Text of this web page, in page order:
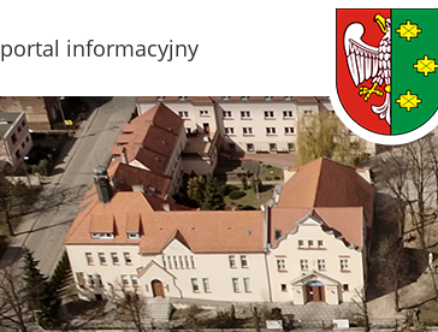
MIASTO LUBOŃ
Władze Miasta
O mieście
Luboński Szlak Architektury
Przemysłowej
portal informacyjny